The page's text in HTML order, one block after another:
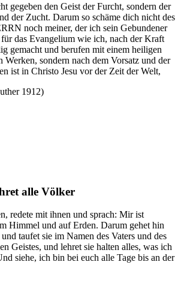
gegeben den Geist der Furcht, sondern der
der Zucht. Darum so schäme dich nicht des
noch meiner, der ich sein Gebundener
das Evangelium wie ich, nach der Kraft
gemacht und berufen mit einem heiligen
Werken, sondern nach dem Vorsatz und der
ist in Christo Jesu vor der Zeit der Welt,
1912)
alle Völker
redete mit ihnen und sprach: Mir ist
Himmel und auf Erden. Darum gehet hin
taufet sie im Namen des Vaters und des
Geistes, und lehret sie halten alles, was ich
siehe, ich bin bei euch alle Tage bis an der